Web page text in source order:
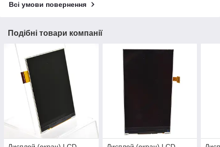
Всі умови повернення
Подібні товари компанії